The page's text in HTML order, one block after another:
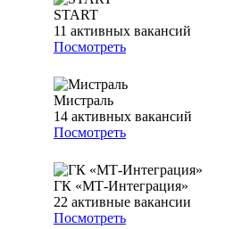
START
11 активных вакансий
Посмотреть
Мистраль
14 активных вакансий
Посмотреть
ГК «МТ-Интеграция»
22 активные вакансии
Посмотреть